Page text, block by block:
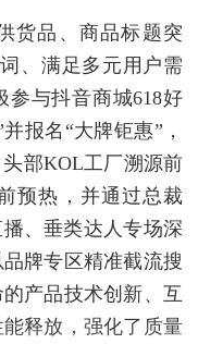
货品、商品标题突
、满足多元用户需
参与抖音商城618好
报名“大牌钜惠”，
部KOL工厂溯源前
预热，并通过总裁
、垂类达人专场深
牌专区精准截流搜
产品技术创新、互
释放，强化了质量